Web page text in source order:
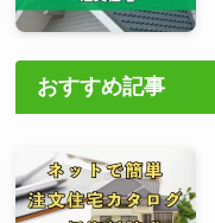
おすすめ記事